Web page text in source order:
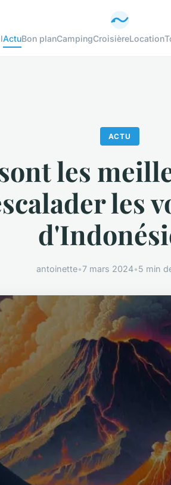
ActuBon planCampingCroisièreLocation
ACTU
les
les
antoinette•7 mars 2024•5 min